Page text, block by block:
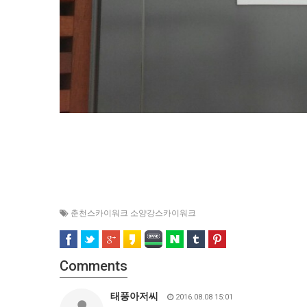
춘천스카이워크 소양강스카이워크
Comments
태풍아저씨 2016.08.08 15:01